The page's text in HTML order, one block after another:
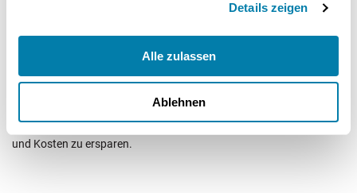
Details zeigen
Alle zulassen
Ablehnen
– Hochwertige Materialien wählen
Die Wahl hochwertiger Materialien und Design Siphons kann die
Wahrscheinlichkeit von Lecks verringern. Investieren Sie also in
einen Siphon mit langlebigen Dichtungen, um sich langfristig Ärger
und Kosten zu ersparen.